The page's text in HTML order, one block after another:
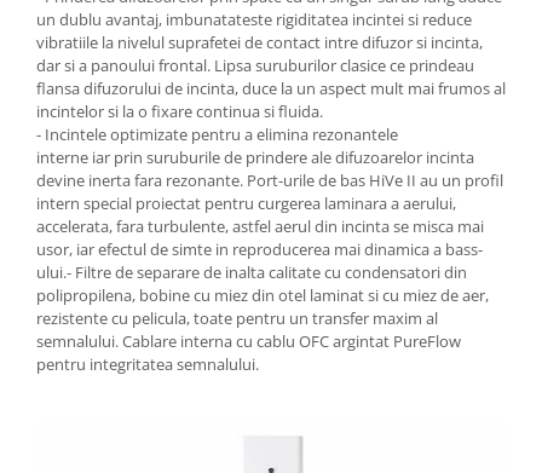
un dublu avantaj, imbunatateste rigiditatea incintei si reduce
vibratiile la nivelul suprafetei de contact intre difuzor si incinta,
dar si a panoului frontal. Lipsa suruburilor clasice ce prindeau
flansa difuzorului de incinta, duce la un aspect mult mai frumos al
incintelor si la o fixare continua si fluida.
- Incintele optimizate pentru a elimina rezonantele
interne iar prin suruburile de prindere ale difuzoarelor incinta
devine inerta fara rezonante. Port-urile de bas HiVe II au un profil
intern special proiectat pentru curgerea laminara a aerului,
accelerata, fara turbulente, astfel aerul din incinta se misca mai
usor, iar efectul de simte in reproducerea mai dinamica a bass-
ului.- Filtre de separare de inalta calitate cu condensatori din
polipropilena, bobine cu miez din otel laminat si cu miez de aer,
rezistente cu pelicula, toate pentru un transfer maxim al
semnalului. Cablare interna cu cablu OFC argintat PureFlow
pentru integritatea semnalului.